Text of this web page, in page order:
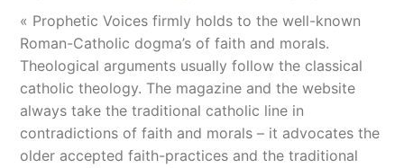
« Prophetic Voices firmly holds to the well-known
Roman-Catholic dogma’s of faith and morals.
Theological arguments usually follow the classical
catholic theology. The magazine and the website
always take the traditional catholic line in
contradictions of faith and morals – it advocates the
older accepted faith-practices and the traditional